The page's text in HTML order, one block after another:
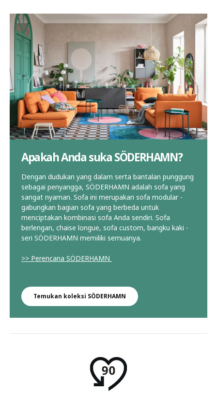
Apakah Anda suka SÖDERHAMN?
Dengan dudukan yang dalam serta bantalan punggung
sebagai penyangga, SÖDERHAMN adalah sofa yang
sangat nyaman. Sofa ini merupakan sofa modular -
gabungkan bagian sofa yang berbeda untuk
menciptakan kombinasi sofa Anda sendiri. Sofa
berlengan, chaise longue, sofa custom, bangku kaki -
seri SÖDERHAMN memiliki semuanya.
>> Perencana SÖDERHAMN
Temukan koleksi SÖDERHAMN